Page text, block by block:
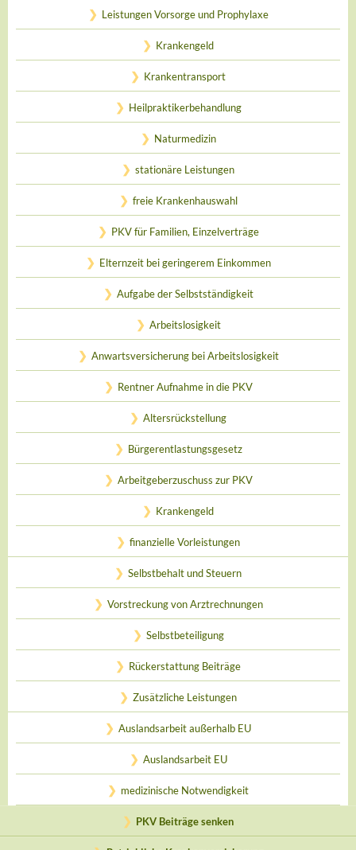
Leistungen Vorsorge und Prophylaxe
Krankengeld
Krankentransport
Heilpraktikerbehandlung
Naturmedizin
stationäre Leistungen
freie Krankenhauswahl
PKV für Familien, Einzelverträge
Elternzeit bei geringerem Einkommen
Aufgabe der Selbstständigkeit
Arbeitslosigkeit
Anwartsversicherung bei Arbeitslosigkeit
Rentner Aufnahme in die PKV
Altersrückstellung
Bürgerentlastungsgesetz
Arbeitgeberzuschuss zur PKV
Krankengeld
finanzielle Vorleistungen
Selbstbehalt und Steuern
Vorstreckung von Arztrechnungen
Selbstbeteiligung
Rückerstattung Beiträge
Zusätzliche Leistungen
Auslandsarbeit außerhalb EU
Auslandsarbeit EU
medizinische Notwendigkeit
PKV Beiträge senken